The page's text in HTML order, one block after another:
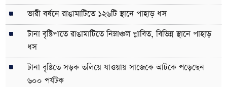
ভারী বর্ষনে রাঙামাটিতে ১২৬টি স্থানে পাহাড় ধস
টানা বৃষ্টিপাতে রাঙামাটিতে নিম্নাঞ্চল প্লাবিত, বিভিন্ন স্থানে পাহাড়
ধস
টানা বৃষ্টিতে সড়ক তলিয়ে যাওয়ায় সাজেকে আটকে পড়েছেন
৬০০ পর্যটক